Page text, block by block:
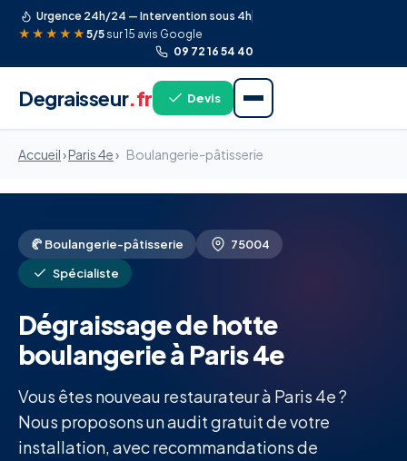
Urgence 24h/24 — Intervention sous 4h
★★★★★ 5/5 sur 15 avis Google
09 72 16 54 40
Degraisseur.fr Devis
Accueil›Paris 4e› Boulangerie-pâtisserie
🥐 Boulangerie-pâtisserie
75004
Spécialiste
Dégraissage de hotte
boulangerie à Paris 4e
Vous êtes nouveau restaurateur à Paris 4e ?
Nous proposons un audit gratuit de votre
installation, avec recommandations de